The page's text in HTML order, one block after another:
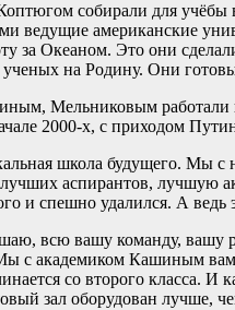
собирали для учёбы
ведущие американские
за Океаном. Это они
на Родину. Они
Мельниковым работали в
2000-х, с приходом
школа будущего. Мы с
аспирантов, лучшую
и спешно удалился. А ведь
всю вашу команду, вашу
с академиком Кашиным вам
со второго класса.
зал оборудован лучше,